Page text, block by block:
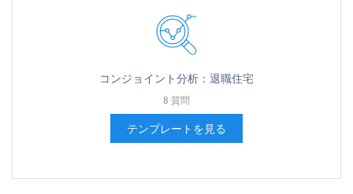
コンジョイント分析：退職住宅
8 質問
テンプレートを見る